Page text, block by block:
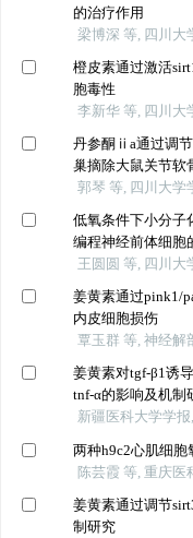
的治疗作用
梁博深 等, 四川大
橙皮素通过激活
胞毒性
李新华 等, 四川大
丹参酮ⅱa通过调节
巢摘除大鼠关节软
郭琴 等, 四川大学
低氧条件下小分子
编程神经前体细胞
王圆圆 等, 四川大
姜黄素通过pink1/
内皮细胞损伤
覃玉群 等, 神经解
姜黄素对tgf-β1诱
tnf-α的影响及机制
新疆医科大学学报
两种h9c2心肌细
陈芸霞 等, 重庆医
姜黄素通过调节
制研究